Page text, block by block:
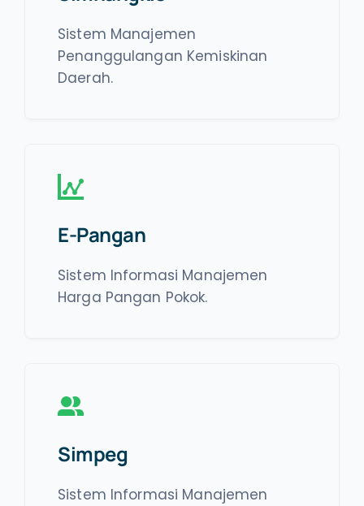
Sistem Manajemen
Penanggulangan Kemiskinan
Daerah.
E-Pangan
Sistem Informasi Manajemen
Harga Pangan Pokok.
Simpeg
Sistem Informasi Manajemen